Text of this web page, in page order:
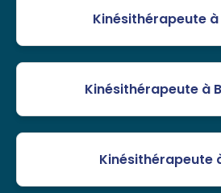
Kinésithérapeute
Kinésithérapeute à
Kinésithérapeute